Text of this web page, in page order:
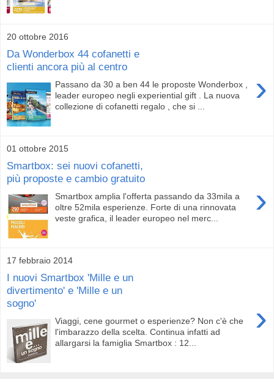
20 ottobre 2016
Da Wonderbox 44 cofanetti e
clienti ancora più al centro
›
Passano da 30 a ben 44 le proposte Wonderbox ,
leader europeo negli experiential gift . La nuova
collezione di cofanetti regalo , che si ...
01 ottobre 2015
Smartbox: sei nuovi cofanetti,
più proposte e cambio gratuito
›
Smartbox amplia l'offerta passando da 33mila a
oltre 52mila esperienze. Forte di una rinnovata
veste grafica, il leader europeo nel merc...
17 febbraio 2014
I nuovi Smartbox 'Mille e un
divertimento' e 'Mille e un
sogno'
›
Viaggi, cene gourmet o esperienze? Non c'è che
l'imbarazzo della scelta. Continua infatti ad
allargarsi la famiglia Smartbox : 12...